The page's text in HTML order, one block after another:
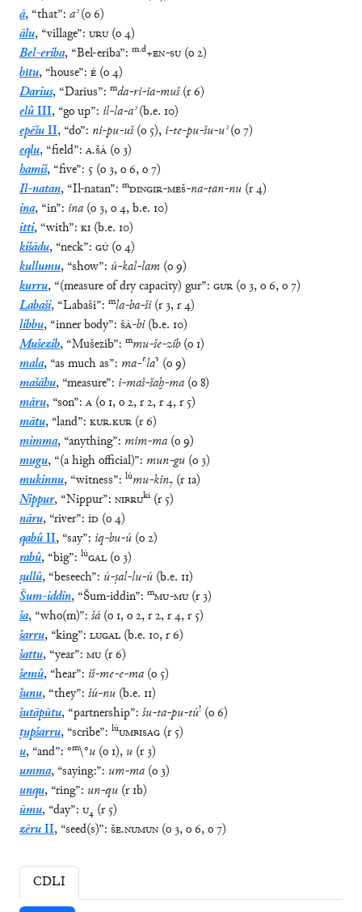
ā, “that”: aʾ(o6)
ālu, “village”: URU(o4)
Bel-eriba, “Bel-eriba”: m.d+EN-SU(o2)
bītu, “house”: É (o4)
Darius, “Darius”: mda-ri-ia-muš(r6)
elûIII, “go up”: il-la-aʾ(b.e. 10)
epēšuII, “do”: ni-pu-uš(o 5), i-te-pu-šu-uʾ(o7)
eqlu, “field”: A.ŠÀ (o 3)
hamiš, “five”: 5 (o 3,o6,o7)
Il-natan, “Il-natan”: mDINGIR-MEŠ-na-tan-nu (r4)
ina, “in”: ina (o 3,o4,b.e. 10)
itti, “with”: KI (b.e. 10)
kišādu, “neck”: GÚ(o4)
kullumu, “show”: ú-kal-lam (o9)
kurru, “(measure of dry capacity) gur”: GUR (o 3,o6,o7)
Labaši, “Labaši”: mla-ba-ši(r 3,r4)
libbu, “inner body”: ŠÀ-bi(b.e. 10)
Mušezib, “Mušezib”: mmu-še-zib(o 1)
mala, “as much as”: ma-⸢la⸣ (o9)
mašāhu, “measure”: i-maš-šaḫ-ma (o8)
māru, “son”: A (o 1,o2,r2,r4,r 5)
mātu, “land”: KUR.KUR (r6)
mimma, “anything”: mim-ma (o9)
mugu, “(a high official)”: mun-gu (o 3)
mukinnu, “witness”: lúmu-kin₇ (r 1a)
Nippur, “Nippur”: NIBRUki (r 5)
nāru, “river”: ÍD (o4)
qabûII, “say”: iq-bu-ú (o2)
rabû, “big”: lúGAL (o 3)
ṣullû, “beseech”: ú-ṣal-lu-ú (b.e. 11)
Šum-iddin, “Šum-iddin”: mMU-MU(r 3)
ša, “who(m)”: šá (o 1,o2,r2,r4,r 5)
šarru, “king”: LUGAL (b.e. 10,r6)
šattu, “year”: MU(r6)
šemû, “hear”: iš-me-e-ma (o 5)
šunu, “they”: šú-nu (b.e. 11)
šutāpūtu, “partnership”: šu-ta-pu-tú! (o6)
ṭupšarru, “scribe”: lúUMBISAG (r 5)
u, “and”: °m\°u (o 1), u (r 3)
umma, “saying:”: um-ma (o 3)
unqu, “ring”: un-qu (r 1b)
ūmu, “day”: U₄ (r 5)
zēruII, “seed(s)”: ŠE.NUMUN (o 3,o6,o7)
CDLI